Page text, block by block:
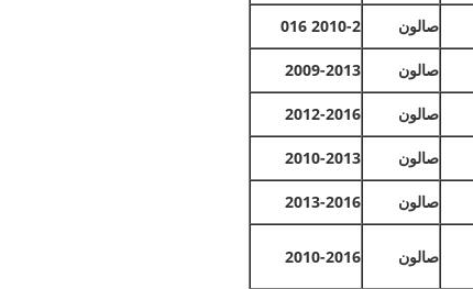
صالون 2010-2
016
صالون
2009-2013
صالون
2012-2016
صالون
2010-2013
صالون
2013-2016
صالون 2010-2016